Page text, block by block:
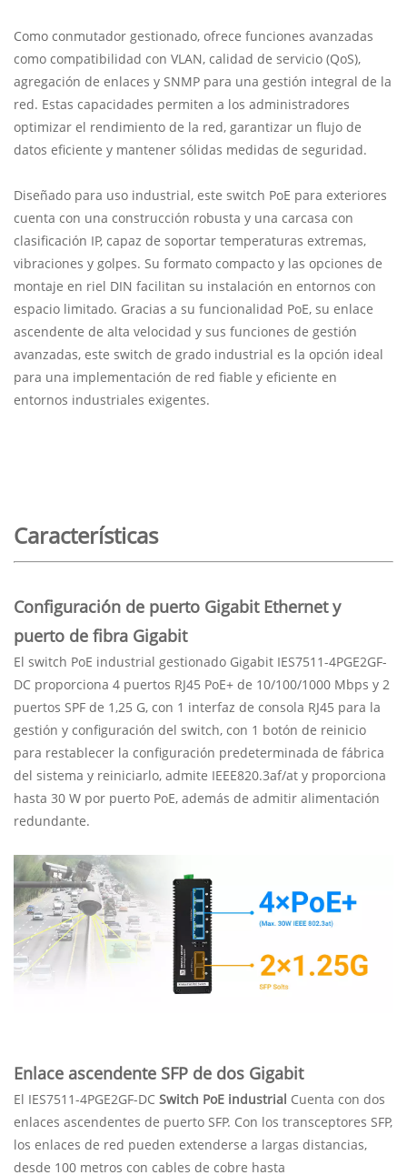
Como conmutador gestionado, ofrece funciones avanzadas
como compatibilidad con VLAN, calidad de servicio (QoS),
agregación de enlaces y SNMP para una gestión integral de la
red. Estas capacidades permiten a los administradores
optimizar el rendimiento de la red, garantizar un flujo de
datos eficiente y mantener sólidas medidas de seguridad.
Diseñado para uso industrial, este switch PoE para exteriores
cuenta con una construcción robusta y una carcasa con
clasificación IP, capaz de soportar temperaturas extremas,
vibraciones y golpes. Su formato compacto y las opciones de
montaje en riel DIN facilitan su instalación en entornos con
espacio limitado. Gracias a su funcionalidad PoE, su enlace
ascendente de alta velocidad y sus funciones de gestión
avanzadas, este switch de grado industrial es la opción ideal
para una implementación de red fiable y eficiente en
entornos industriales exigentes.
Características
Configuración de puerto Gigabit Ethernet y
puerto de fibra Gigabit
El switch PoE industrial gestionado Gigabit IES7511-4PGE2GF-
DC proporciona 4 puertos RJ45 PoE+ de 10/100/1000 Mbps y 2
puertos SPF de 1,25 G, con 1 interfaz de consola RJ45 para la
gestión y configuración del switch, con 1 botón de reinicio
para restablecer la configuración predeterminada de fábrica
del sistema y reiniciarlo, admite IEEE820.3af/at y proporciona
hasta 30 W por puerto PoE, además de admitir alimentación
redundante.
Enlace ascendente SFP de dos Gigabit
El IES7511-4PGE2GF-DC Switch PoE industrial Cuenta con dos
enlaces ascendentes de puerto SFP. Con los transceptores SFP,
los enlaces de red pueden extenderse a largas distancias,
desde 100 metros con cables de cobre hasta